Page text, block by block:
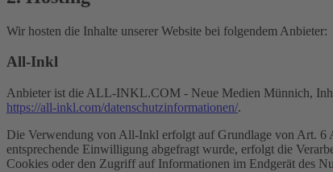
Wir hosten die Inhalte unserer Website bei folgendem Anbieter:
All-Inkl
Anbieter ist die ALL-INKL.COM - Neue Medien Münnich,
https://all-inkl.com/datenschutzinformationen/.
Die Verwendung von All-Inkl erfolgt auf Grundlage von Art. 6
entsprechende Einwilligung abgefragt wurde, erfolgt die
Cookies oder den Zugriff auf Informationen im Endgerät des